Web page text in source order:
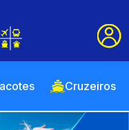
Cruzeiros